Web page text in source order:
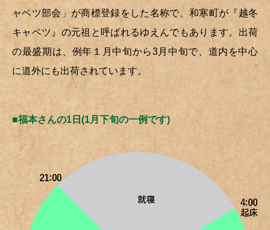
ャベツ部会」が商標登録をした名称で、和寒町が『越冬
キャベツ』の元祖と呼ばれるゆえんでもあります。出荷
の最盛期は、例年１月中旬から3月中旬で、道内を中心
に道外にも出荷されています。
■福本さんの1日(1月下旬の一例です)